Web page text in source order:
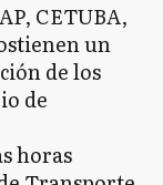
CETUBA,
un
de los
de
horas